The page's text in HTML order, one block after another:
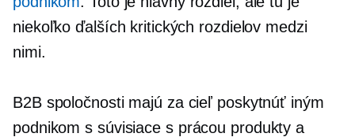
niekoľko ďalších kritických rozdielov medzi
nimi.
B2B spoločnosti majú za cieľ poskytnúť iným
podnikom s súvisiace s prácou produkty a